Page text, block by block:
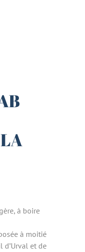
à boire
à moitié
d’Urval et de